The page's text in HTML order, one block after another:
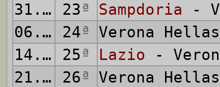
31.03.1974
23ª Sampdoria -
06.04.1974
24ª
Verona
14.04.1974
25ª Lazio -
21.04.1974
26ª
Verona